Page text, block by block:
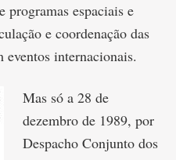
programas espaciais e
e coordenação das
eventos internacionais.
Mas só a 28 de
dezembro de 1989, por
Despacho Conjunto dos